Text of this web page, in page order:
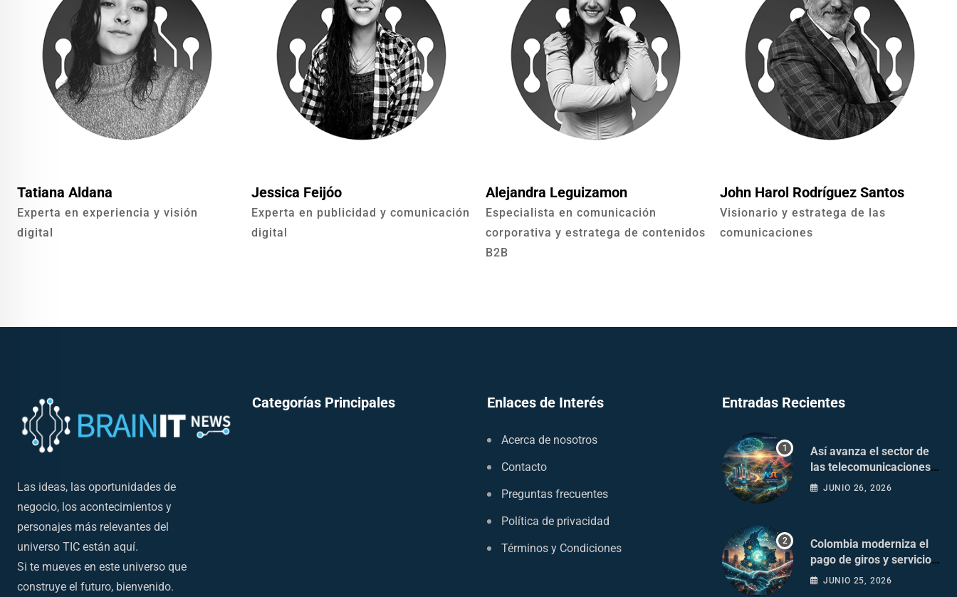
Tatiana Aldana
Experta en experiencia y visión
digital
Jessica Feijóo
Experta en publicidad y comunicación
digital
Alejandra Leguizamon
Especialista en comunicación
corporativa y estratega de contenidos
B2B
John Harol Rodríguez Santos
Visionario y estratega de las
comunicaciones
Las ideas, las oportunidades de
negocio, los acontecimientos y
personajes más relevantes del
universo TIC están aquí.
Si te mueves en este universo que
construye el futuro, bienvenido.
Categorías Principales Enlaces de Interés
Acerca de nosotros
Contacto
Preguntas frecuentes
Política de privacidad
Términos y Condiciones
Entradas Recientes
Así avanza el sector de
las telecomunicaciones
en Colombia
JUNIO 26, 2026
Colombia moderniza el
pago de giros y servicios
postales
JUNIO 25, 2026